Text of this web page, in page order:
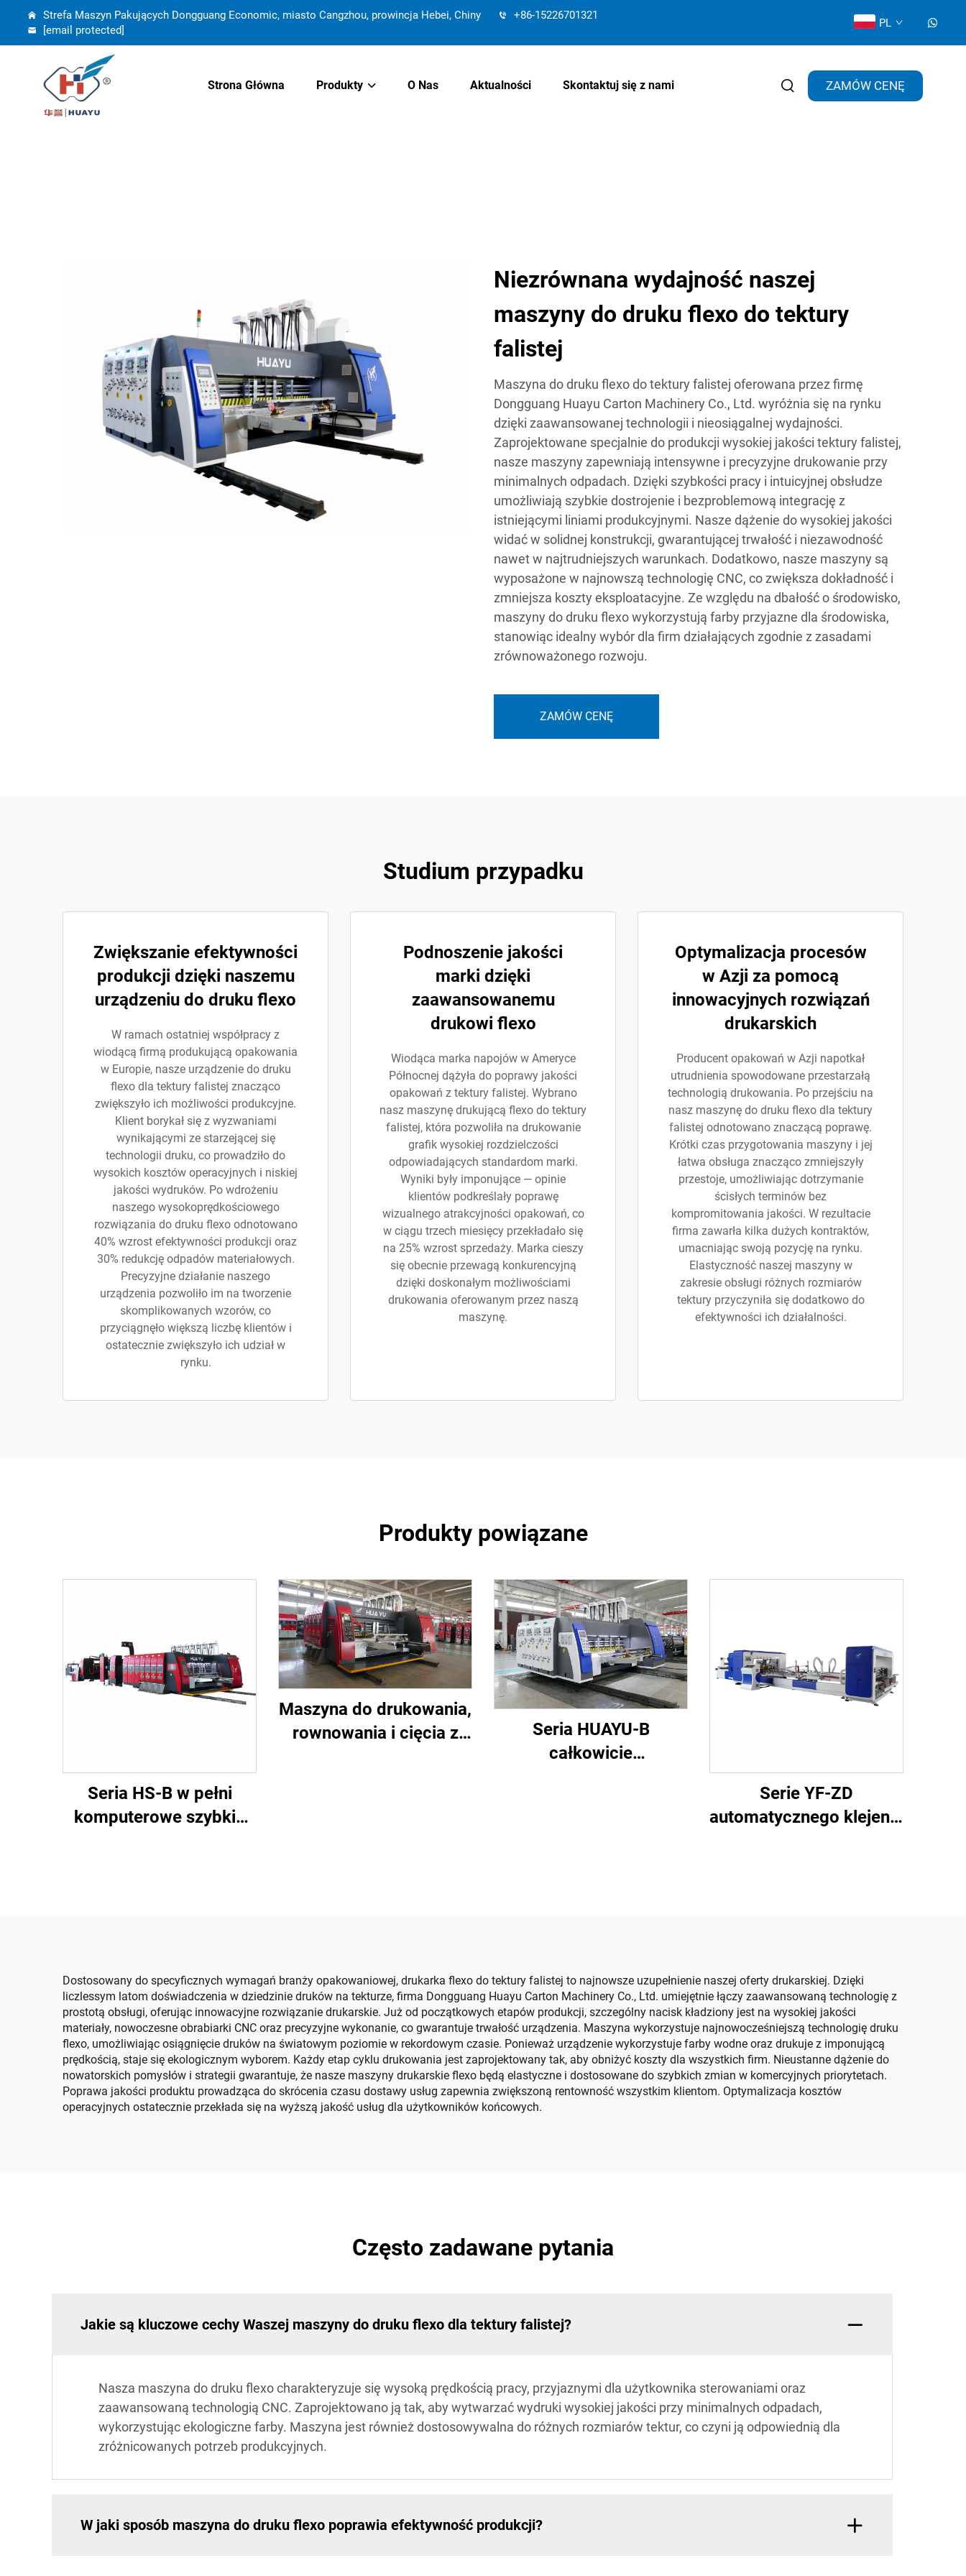
Strefa Maszyn Pakujących Dongguang Economic, miasto Cangzhou, prowincja Hebei, Chiny
+86-15226701321
[email protected]
PL
Strona Główna Produkty O Nas Aktualności Skontaktuj się z nami ZAMÓW CENĘ
Niezrównana wydajność naszej
maszyny do druku flexo do tektury
falistej
Maszyna do druku flexo do tektury falistej oferowana przez firmę
Dongguang Huayu Carton Machinery Co., Ltd. wyróżnia się na rynku
dzięki zaawansowanej technologii i nieosiągalnej wydajności.
Zaprojektowane specjalnie do produkcji wysokiej jakości tektury falistej,
nasze maszyny zapewniają intensywne i precyzyjne drukowanie przy
minimalnych odpadach. Dzięki szybkości pracy i intuicyjnej obsłudze
umożliwiają szybkie dostrojenie i bezproblemową integrację z
istniejącymi liniami produkcyjnymi. Nasze dążenie do wysokiej jakości
widać w solidnej konstrukcji, gwarantującej trwałość i niezawodność
nawet w najtrudniejszych warunkach. Dodatkowo, nasze maszyny są
wyposażone w najnowszą technologię CNC, co zwiększa dokładność i
zmniejsza koszty eksploatacyjne. Ze względu na dbałość o środowisko,
maszyny do druku flexo wykorzystują farby przyjazne dla środowiska,
stanowiąc idealny wybór dla firm działających zgodnie z zasadami
zrównoważonego rozwoju.
ZAMÓW CENĘ
Studium przypadku
Zwiększanie efektywności
produkcji dzięki naszemu
urządzeniu do druku flexo
W ramach ostatniej współpracy z
wiodącą firmą produkującą opakowania
w Europie, nasze urządzenie do druku
flexo dla tektury falistej znacząco
zwiększyło ich możliwości produkcyjne.
Klient borykał się z wyzwaniami
wynikającymi ze starzejącej się
technologii druku, co prowadziło do
wysokich kosztów operacyjnych i niskiej
jakości wydruków. Po wdrożeniu
naszego wysokoprędkościowego
rozwiązania do druku flexo odnotowano
40% wzrost efektywności produkcji oraz
30% redukcję odpadów materiałowych.
Precyzyjne działanie naszego
urządzenia pozwoliło im na tworzenie
skomplikowanych wzorów, co
przyciągnęło większą liczbę klientów i
ostatecznie zwiększyło ich udział w
rynku.
Podnoszenie jakości
marki dzięki
zaawansowanemu
drukowi flexo
Wiodąca marka napojów w Ameryce
Północnej dążyła do poprawy jakości
opakowań z tektury falistej. Wybrano
nasz maszynę drukującą flexo do tektury
falistej, która pozwoliła na drukowanie
grafik wysokiej rozdzielczości
odpowiadających standardom marki.
Wyniki były imponujące — opinie
klientów podkreślały poprawę
wizualnego atrakcyjności opakowań, co
w ciągu trzech miesięcy przekładało się
na 25% wzrost sprzedaży. Marka cieszy
się obecnie przewagą konkurencyjną
dzięki doskonałym możliwościami
drukowania oferowanym przez naszą
maszynę.
Optymalizacja procesów
w Azji za pomocą
innowacyjnych rozwiązań
drukarskich
Producent opakowań w Azji napotkał
utrudnienia spowodowane przestarzałą
technologią drukowania. Po przejściu na
nasz maszynę do druku flexo dla tektury
falistej odnotowano znaczącą poprawę.
Krótki czas przygotowania maszyny i jej
łatwa obsługa znacząco zmniejszyły
przestoje, umożliwiając dotrzymanie
ścisłych terminów bez
kompromitowania jakości. W rezultacie
firma zawarła kilka dużych kontraktów,
umacniając swoją pozycję na rynku.
Elastyczność naszej maszyny w
zakresie obsługi różnych rozmiarów
tektury przyczyniła się dodatkowo do
efektywności ich działalności.
Produkty powiązane
Seria HS-B w pełni
komputerowe szybkie
Maszyna do drukowania,
rownowania i cięcia z
Seria HUAYU-B
całkowicie
Serie YF-ZD
automatycznego klejenia
Dostosowany do specyficznych wymagań branży opakowaniowej, drukarka flexo do tektury falistej to najnowsze uzupełnienie naszej oferty drukarskiej. Dzięki
liczlessym latom doświadczenia w dziedzinie druków na tekturze, firma Dongguang Huayu Carton Machinery Co., Ltd. umiejętnie łączy zaawansowaną technologię z
prostotą obsługi, oferując innowacyjne rozwiązanie drukarskie. Już od początkowych etapów produkcji, szczególny nacisk kładziony jest na wysokiej jakości
materiały, nowoczesne obrabiarki CNC oraz precyzyjne wykonanie, co gwarantuje trwałość urządzenia. Maszyna wykorzystuje najnowocześniejszą technologię druku
flexo, umożliwiając osiągnięcie druków na światowym poziomie w rekordowym czasie. Ponieważ urządzenie wykorzystuje farby wodne oraz drukuje z imponującą
prędkością, staje się ekologicznym wyborem. Każdy etap cyklu drukowania jest zaprojektowany tak, aby obniżyć koszty dla wszystkich firm. Nieustanne dążenie do
nowatorskich pomysłów i strategii gwarantuje, że nasze maszyny drukarskie flexo będą elastyczne i dostosowane do szybkich zmian w komercyjnych priorytetach.
Poprawa jakości produktu prowadząca do skrócenia czasu dostawy usług zapewnia zwiększoną rentowność wszystkim klientom. Optymalizacja kosztów
operacyjnych ostatecznie przekłada się na wyższą jakość usług dla użytkowników końcowych.
Często zadawane pytania
Jakie są kluczowe cechy Waszej maszyny do druku flexo dla tektury falistej?
Nasza maszyna do druku flexo charakteryzuje się wysoką prędkością pracy, przyjaznymi dla użytkownika sterowaniami oraz
zaawansowaną technologią CNC. Zaprojektowano ją tak, aby wytwarzać wydruki wysokiej jakości przy minimalnych odpadach,
wykorzystując ekologiczne farby. Maszyna jest również dostosowywalna do różnych rozmiarów tektur, co czyni ją odpowiednią dla
zróżnicowanych potrzeb produkcyjnych.
W jaki sposób maszyna do druku flexo poprawia efektywność produkcji?